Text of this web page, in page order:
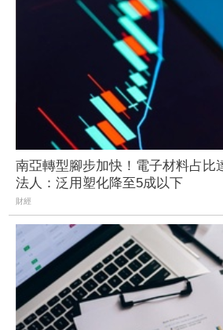
南亞轉型腳步加快！電子材料占
法人：泛用塑化降至5成以下
財經